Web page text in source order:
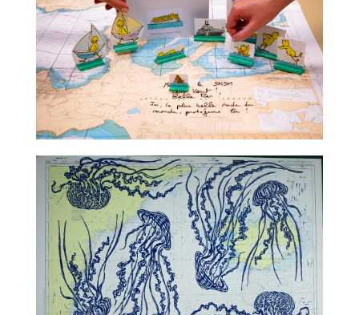
TALC02-08 – Claude Ponti